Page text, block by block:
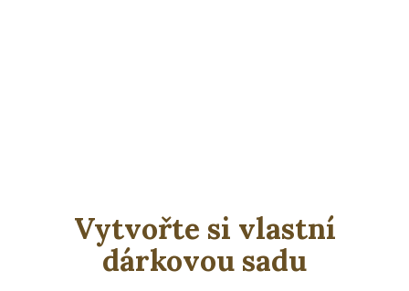
Vytvořte si vlastní
dárkovou sadu